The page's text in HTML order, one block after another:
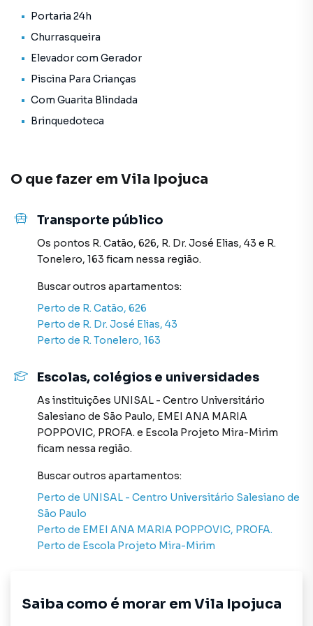
Padarias – etc.. . - Condução fácil com várias linhas de
ônibus e fácil acesso aos Metrôs Barra funda, Madalena e
Sumaré.
- Depósito caução de 3x o valor do aluguel
- Seguro Fiança (taxa mensal de 8% a 10% do aluguel)
Documentação a depender da garantia, mas a princípio
últimos 3 meses.
Apartamento para Venda em região valorizada do bairro
ou deseja mais informações sobre Apartamento em São
Paulo? Entre em contato com nossa equipe pelo telefone
(11) 98632-0457.
A Sell Imóveis tem mais opções de apartamentos, casas
residenciais e comerciais, sobrados, terrenos, lojas e
barracões para venda ou locação, além de
empreendimentos em construção ou lançamentos na
planta em Vila Ipojuca e em outras regiões de São Paulo.
Aqui você encontra milhares de ofertas para encontrar o
imóvel que mais combina com seu estilo de vida.
comprar ou alugar um imóvel em São Paulo mesmo não
estando na cidade e com a praticidade de fazer tudo
proprietários, inquilinos e compradores com o mercado
Portaria 24h
Churrasqueira
Elevador com Gerador
Piscina Para Crianças
Com Guarita Blindada
Brinquedoteca
O que fazer em Vila Ipojuca
Transporte público
Os pontos R. Catão, 626, R. Dr. José Elias, 43 e R.
Tonelero, 163 ficam nessa região.
Buscar outros apartamentos:
Perto de R. Catão, 626
Perto de R. Dr. José Elias, 43
Perto de R. Tonelero, 163
Escolas, colégios e universidades
As instituições UNISAL - Centro Universitário
Salesiano de São Paulo, EMEI ANA MARIA
POPPOVIC, PROFA. e Escola Projeto Mira-Mirim
ficam nessa região.
Buscar outros apartamentos:
Perto de UNISAL - Centro Universitário Salesiano de
São Paulo
Perto de EMEI ANA MARIA POPPOVIC, PROFA.
Perto de Escola Projeto Mira-Mirim
Saiba como é morar em Vila Ipojuca